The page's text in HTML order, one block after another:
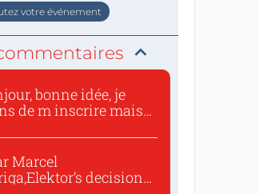
votre événement
bonne idée, je
de m inscrire mais
Marcel
decision